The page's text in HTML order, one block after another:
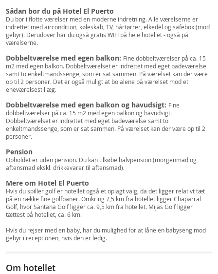
Sådan bor du på Hotel El Puerto
Du bor i flotte værelser med en moderne indretning. Alle værelserne er
indrettet med aircondition, køleskab, TV, hårtørrer, elkedel og safebox (mod
gebyr). Derudover har du også gratis WIFI på hele hotellet - også på
værelserne.
Dobbeltværelse med egen balkon: Fine dobbeltværelser på ca. 15
m2 med egen balkon. Dobbeltværelset er indrettet med eget badeværelse
samt to enkeltmandssenge, som er sat sammen. På værelset kan der være
op til 2 personer. Det er også muligt at bo alene på værelset mod et
eneværelsestillæg.
Dobbeltværelse med egen balkon og havudsigt: Fine
dobbeltværelser på ca. 15 m2 med egen balkon og havudsigt.
Dobbeltværelset er indrettet med eget badeværelse samt to
enkeltmandssenge, som er sat sammen. På værelset kan der være op til 2
personer.
Pension
Opholdet er uden pension. Du kan tilkøbe halvpension (morgenmad og
aftensmad ekskl. drikkevarer til aftensmad).
Mere om Hotel El Puerto
Hvis du spiller golf er hotellet også et oplagt valg, da det ligger relativt tæt
på en række fine golfbaner. Omkring 7,5 km fra hotellet ligger Chaparral
Golf, hvor Santana Golf ligger ca. 9,5 km fra hotellet. Mijas Golf ligger
tættest på hotellet, ca. 6 km.
Hvis du rejser med en baby, har du mulighed for at låne en babyseng mod
gebyr i receptionen, hvis den er ledig.
Om hotellet